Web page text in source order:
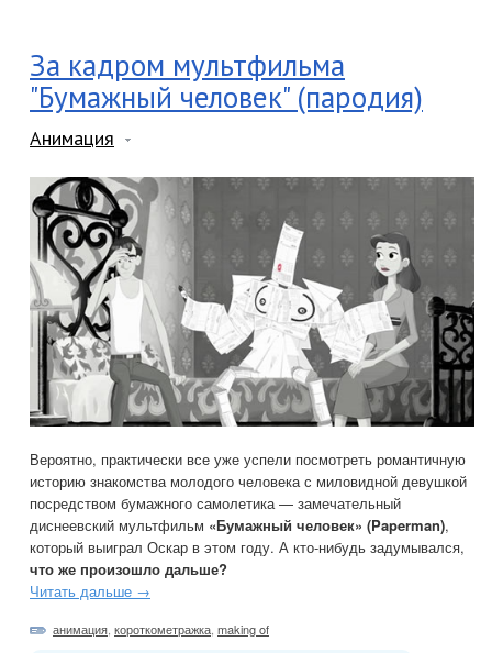
За кадром мультфильма
"Бумажный человек" (пародия)
Анимация
Вероятно, практически все уже успели посмотреть романтичную
историю знакомства молодого человека с миловидной девушкой
посредством бумажного самолетика — замечательный
диснеевский мультфильм «Бумажный человек» (Paperman),
который выиграл Оскар в этом году. А кто-нибудь задумывался,
что же произошло дальше?
Читать дальше →
анимация, короткометражка, making of